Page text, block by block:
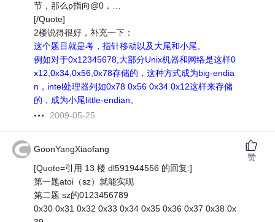
节，那么p指向@0，…
[/Quote]
2楼说得很好，补充一下：
这个题目就是考，指针移动以及大尾和小尾。
例如对于0x12345678,大部分Unix机器和网络是这样0
x12,0x34,0x56,0x78存储的，这种方式成为big-endia
n，intel处理器列如0x78 0x56 0x34 0x12这样来存储
的，成为小尾little-endian。
2009-05-25
GoonYangXiaofang
[Quote=引用 13 楼 dl591944556 的回复:]
第一题atoi（sz）就能实现
第二题 sz的0123456789
0x30 0x31 0x32 0x33 0x34 0x35 0x36 0x37 0x38 0x
赞